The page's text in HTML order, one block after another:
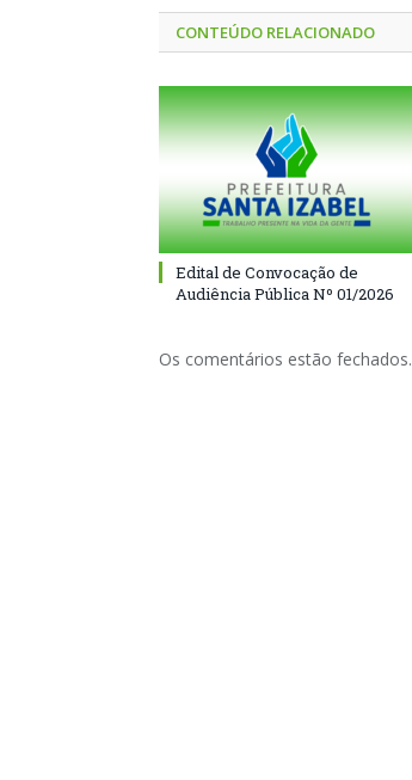
CONTEÚDO RELACIONADO
Edital de Convocação de
Audiência Pública Nº 01/2026
Os comentários estão fechados.